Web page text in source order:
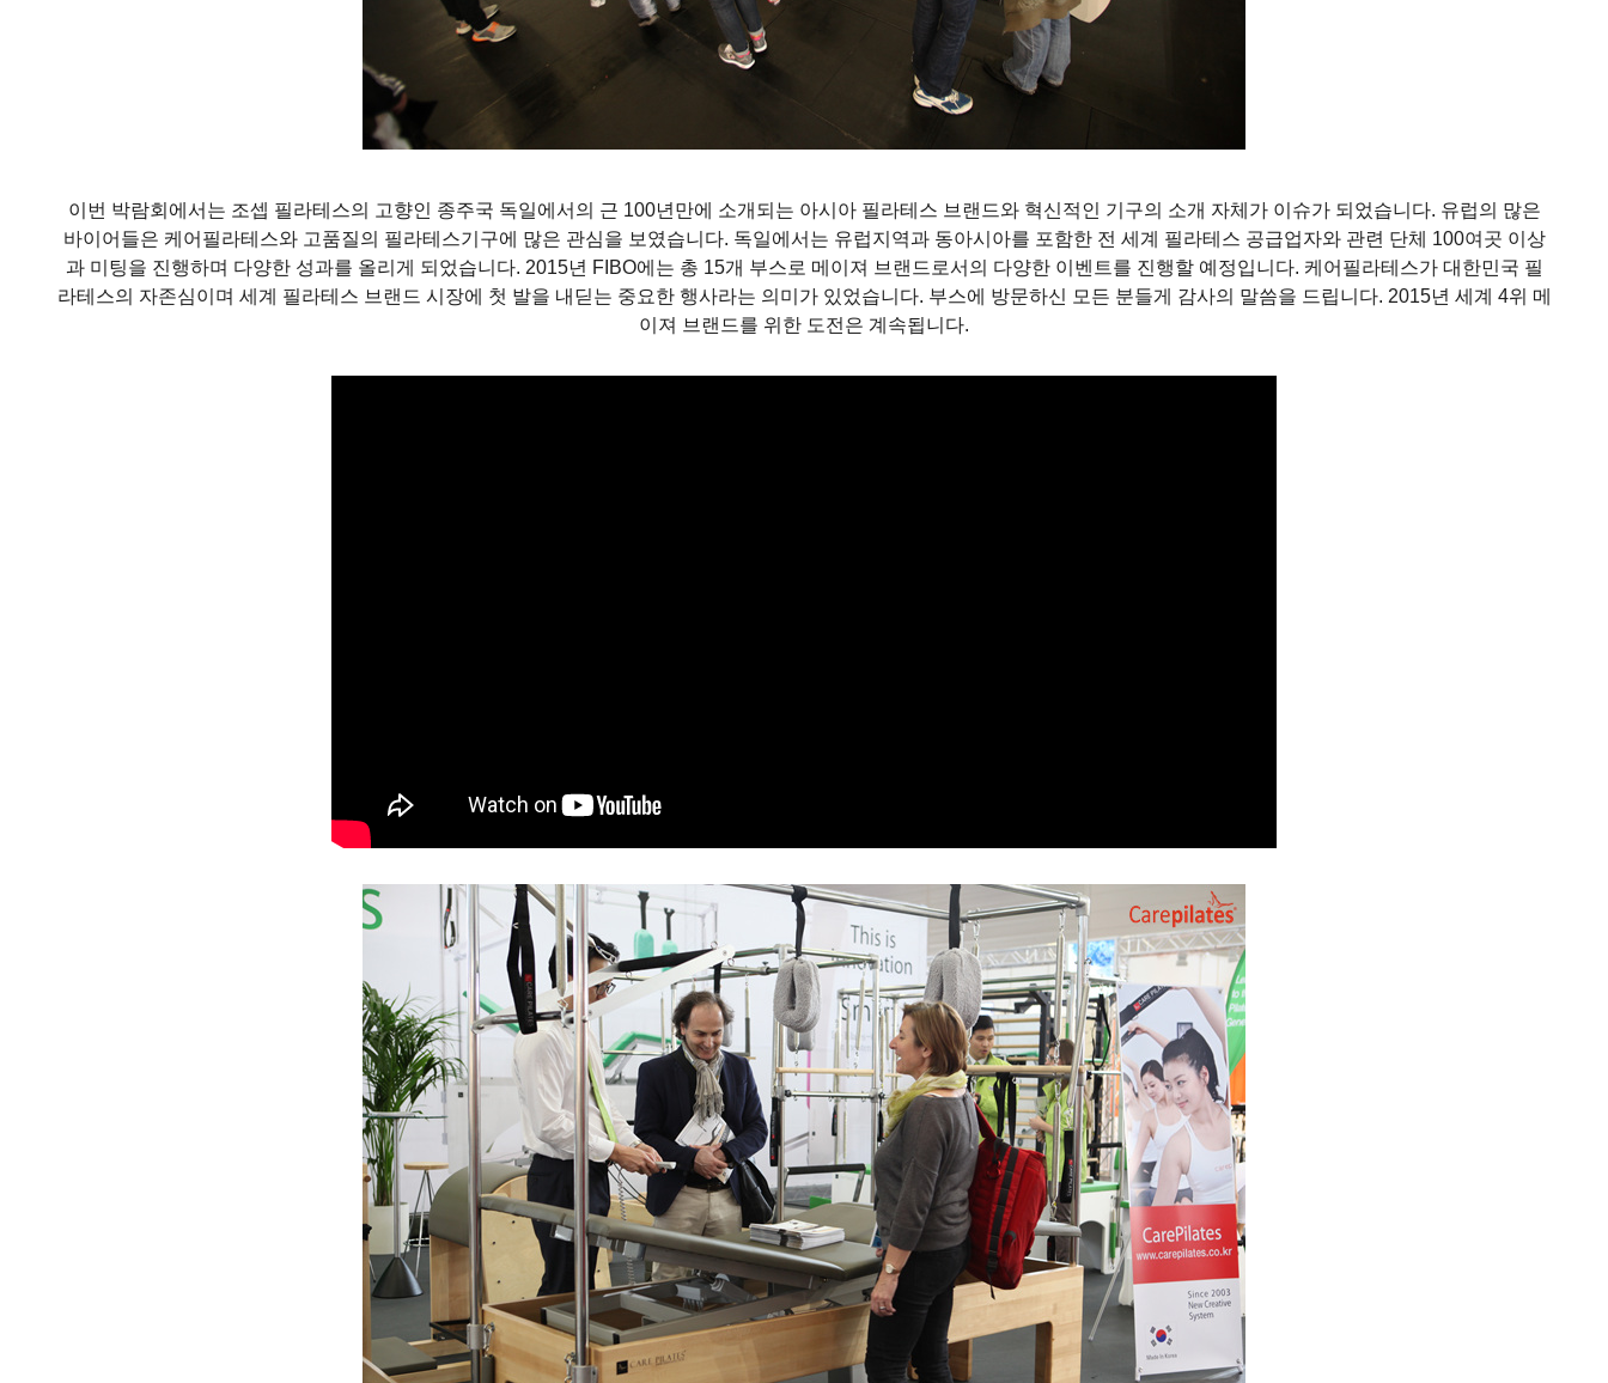
이번 박람회에서는 조셉 필라테스의 고향인 종주국 독일에서의 근 100년만에 소개되는 아시아 필라테스 브랜드와 혁신적인 기구의 소개 자체가 이슈가 되었습니다. 유럽의 많은
바이어들은 케어필라테스와 고품질의 필라테스기구에 많은 관심을 보였습니다. 독일에서는 유럽지역과 동아시아를 포함한 전 세계 필라테스 공급업자와 관련 단체 100여곳 이상
과 미팅을 진행하며 다양한 성과를 올리게 되었습니다. 2015년 FIBO에는 총 15개 부스로 메이져 브랜드로서의 다양한 이벤트를 진행할 예정입니다. 케어필라테스가 대한민국 필
라테스의 자존심이며 세계 필라테스 브랜드 시장에 첫 발을 내딛는 중요한 행사라는 의미가 있었습니다. 부스에 방문하신 모든 분들게 감사의 말씀을 드립니다. 2015년 세계 4위 메
이져 브랜드를 위한 도전은 계속됩니다.